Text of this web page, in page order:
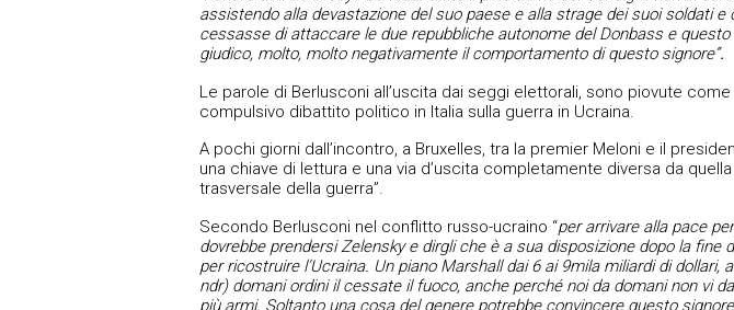
assistendo alla devastazione del suo paese e alla strage dei suoi soldati e
cessasse di attaccare le due repubbliche autonome del Donbass e
giudico, molto, molto negativamente il comportamento di questo signore”.
Le parole di Berlusconi all’uscita dai seggi elettorali, sono piovute come
compulsivo dibattito politico in Italia sulla guerra in Ucraina.
A pochi giorni dall’incontro, a Bruxelles, tra la premier Meloni e il
una chiave di lettura e una via d’uscita completamente diversa da
trasversale della guerra”.
Secondo Berlusconi nel conflitto russo-ucraino “per arrivare alla pace
dovrebbe prendersi Zelensky e dirgli che è a sua disposizione dopo la fine
per ricostruire l’Ucraina. Un piano Marshall dai 6 ai 9mila miliardi di dollari,
ndr) domani ordini il cessate il fuoco, anche perché noi da domani non vi
più armi. Soltanto una cosa del genere potrebbe convincere questo